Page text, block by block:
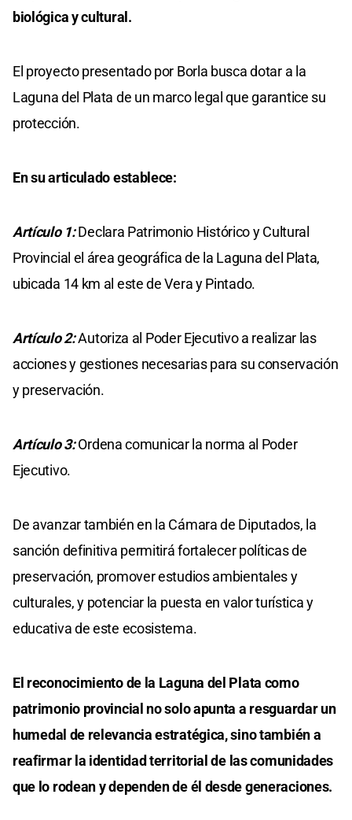
biológica y cultural.
El proyecto presentado por Borla busca dotar a la
Laguna del Plata de un marco legal que garantice su
protección.
En su articulado establece:
Artículo 1:Declara Patrimonio Histórico y Cultural
Provincial el área geográfica de la Laguna del Plata,
ubicada 14 km al este de Vera y Pintado.
Artículo 2:Autoriza al Poder Ejecutivo a realizar las
acciones y gestiones necesarias para su conservación
y preservación.
Artículo 3:Ordena comunicar la norma al Poder
Ejecutivo.
De avanzar también en la Cámara de Diputados, la
sanción definitiva permitirá fortalecer políticas de
preservación, promover estudios ambientales y
culturales, y potenciar la puesta en valor turística y
educativa de este ecosistema.
El reconocimiento de la Laguna del Plata como
patrimonio provincial no solo apunta a resguardar un
humedal de relevancia estratégica, sino también a
reafirmar la identidad territorial de las comunidades
que lo rodean y dependen de él desde generaciones.